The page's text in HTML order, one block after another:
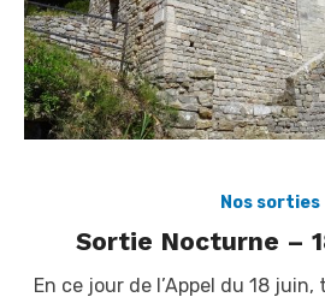
Nos sorties
Sortie Nocturne –
En ce jour de l’Appel du 18